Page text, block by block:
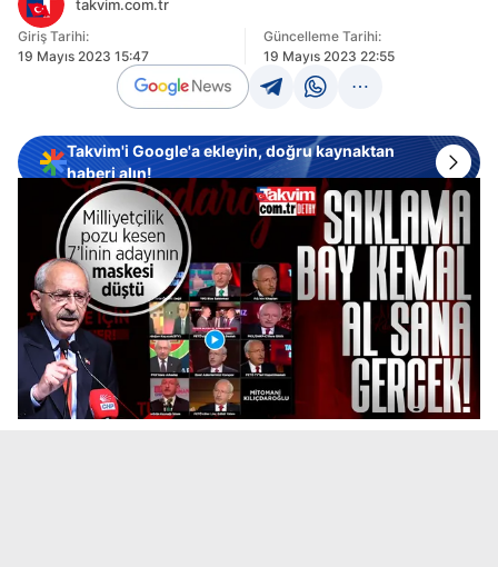
takvim.com.tr
Giriş Tarihi:
19 Mayıs 2023 15:47
Güncelleme Tarihi:
19 Mayıs 2023 22:55
Takvim'i Google'a ekleyin, doğru kaynaktan
haberi alın!